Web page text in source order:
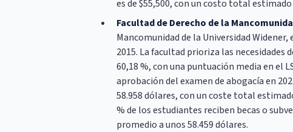
es de $55,500, con un costo total
Facultad de Derecho de la
Mancomunidad de la Universidad
2015. La facultad prioriza las necesidades
60,18 %, con una puntuación media en el
aprobación del examen de abogacía en
58.958 dólares, con un coste total
% de los estudiantes reciben becas o
promedio a unos 58.459 dólares.